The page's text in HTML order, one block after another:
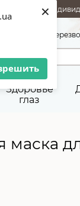
×
Возврат товара
92-29
Здоровье
глаз
маска